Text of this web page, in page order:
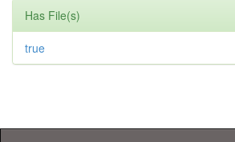
Has File(s)
true